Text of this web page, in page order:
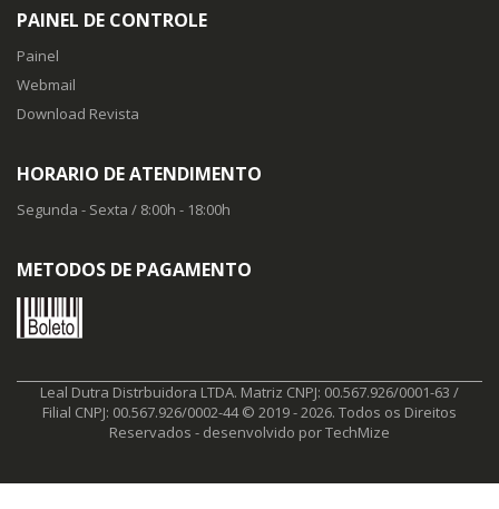
PAINEL DE CONTROLE
Painel
Webmail
Download Revista
HORARIO DE ATENDIMENTO
Segunda - Sexta / 8:00h - 18:00h
METODOS DE PAGAMENTO
Leal Dutra Distrbuidora LTDA. Matriz CNPJ: 00.567.926/0001-63 /
Filial CNPJ: 00.567.926/0002-44 © 2019 - 2026. Todos os Direitos
Reservados - desenvolvido porTechMize